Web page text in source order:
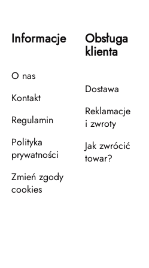
Informacje
O nas
Kontakt
Regulamin
Polityka
prywatności
Zmień zgody
cookies
Obsługa
klienta
Dostawa
Reklamacje
i zwroty
Jak zwrócić
towar?